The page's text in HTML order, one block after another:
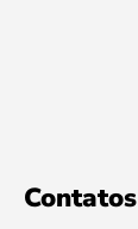
Contatos